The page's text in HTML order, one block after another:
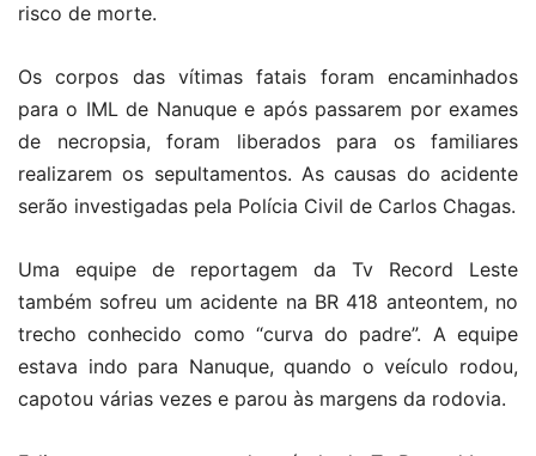
risco de morte.
Os corpos das vítimas fatais foram encaminhados
para o IML de Nanuque e após passarem por exames
de necropsia, foram liberados para os familiares
realizarem os sepultamentos. As causas do acidente
serão investigadas pela Polícia Civil de Carlos Chagas.
Uma equipe de reportagem da Tv Record Leste
também sofreu um acidente na BR 418 anteontem, no
trecho conhecido como “curva do padre”. A equipe
estava indo para Nanuque, quando o veículo rodou,
capotou várias vezes e parou às margens da rodovia.